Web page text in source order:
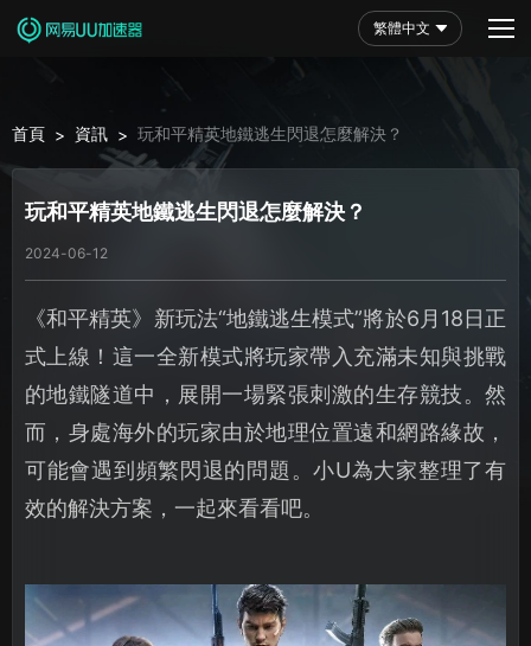
繁體中文
首頁 > 資訊 > 玩和平精英地鐵逃生閃退怎麼解決？
玩和平精英地鐵逃生閃退怎麼解決？
2024-06-12
《和平精英》新玩法“地鐵逃生模式”將於6月18日正
式上線！這一全新模式將玩家帶入充滿未知與挑戰
的地鐵隧道中，展開一場緊張刺激的生存競技。然
而，身處海外的玩家由於地理位置遠和網路緣故，
可能會遇到頻繁閃退的問題。小U為大家整理了有
效的解決方案，一起來看看吧。